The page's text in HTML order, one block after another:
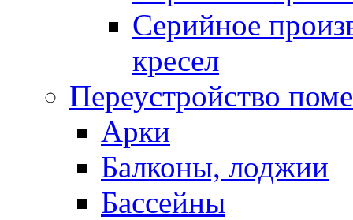
Серийное
кресел
Переустройство
Арки
Балконы, лоджии
Бассейны